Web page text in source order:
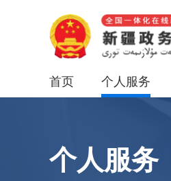
首页 个人服务
个人服务